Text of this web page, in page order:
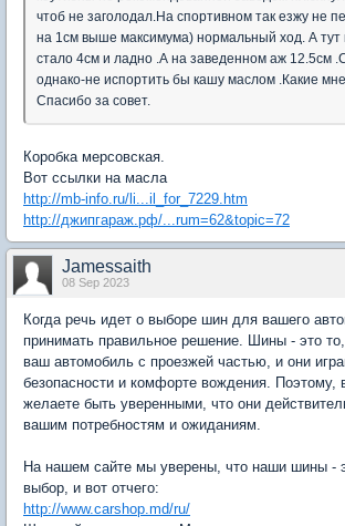
чтоб не заголодал.На спортивном так езжу не
на 1см выше максимума) нормальный ход. А тут
стало 4см и ладно .А на заведенном аж 12.5cм
однако-не испортить бы кашу маслом .Какие
Спасибо за совет.
Коробка мерсовская.
Вот ссылки на масла
http://mb-info.ru/li...il_for_7229.htm
http://джипгараж.рф/...rum=62&topic=72
Jamessaith
08 Sep 2023
Когда речь идет о выборе шин для вашего
принимать правильное решение. Шины - это
ваш автомобиль с проезжей частью, и они
безопасности и комфорте вождения.
желаете быть уверенными, что они
вашим потребностям и ожиданиям.
На нашем сайте мы уверены, что наши шины -
выбор, и вот отчего:
http://www.carshop.md/ru/